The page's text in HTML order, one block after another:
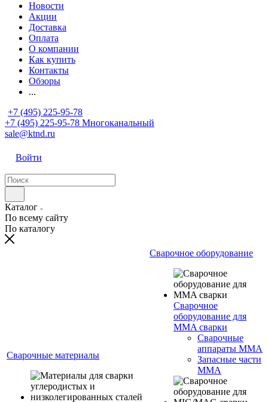
Новости
Акции
Доставка
Оплата
О компании
Как купить
Контакты
Обзоры
...
+7 (495) 225-95-78
+7 (495) 225-95-78 Многоканальный
sale@ktnd.ru
Войти
Каталог
По всему сайту
По каталогу
Сварочные материалы
Сварочное оборудование
Сварочное
оборудование для
MMA сварки
Сварочные
аппараты MMA
Запасные части
MMA